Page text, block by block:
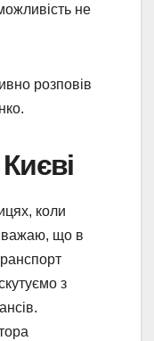
не
розповів
коли
що в
з